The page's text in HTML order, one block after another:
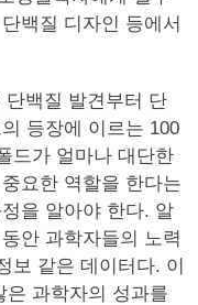
백질 디자인 등에서
단백질 발견부터 단
등장에 이르는 100
드가 얼마나 대단한
요한 역할을 한다는
을 알아야 한다. 알
안 과학자들의 노력
보 같은 데이터다. 이
은 과학자의 성과를